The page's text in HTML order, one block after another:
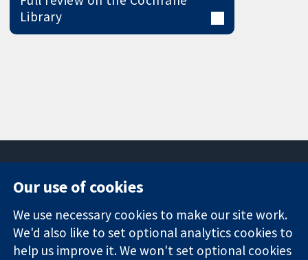
Library
Trusted
evidence.
Square
London
W1G 0AN
News
Press office
About us
Our use of cookies
We use necessary cookies to make our site work.
We'd also like to set optional analytics cookies to
help us improve it. We won't set optional cookies